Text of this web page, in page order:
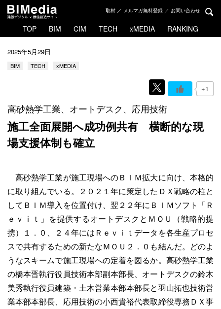
取材 ／ メルマガ無料登録 ／ お問い合わせ
TOP BIM CIM TECH xMEDIA RANKING
2025年5月29日
BIM TECH xMEDIA
+1
高砂熱学工業、オートデスク、応用技術
施工全面展開へ成功例共有
横断的な現
場支援体制も確立
高砂熱学工業が施工現場へのＢＩＭ拡大に向け、本格的
に取り組んでいる。２０２１年に策定したＤＸ戦略の柱と
してＢＩＭ導入を位置付け、翌２２年にＢＩＭソフト「Ｒ
ｅｖｉｔ」を提供するオートデスクとＭＯＵ（戦略的提
携）１．０、２４年にはＲｅｖｉｔデータを各生産プロセ
スで共有するための新たなＭＯＵ２．０も結んだ。どのよ
うなスキームで施工現場への定着を図るか。高砂熱学工業
の橋本晋執行役員技術本部副本部長、オートデスクの鈴木
美秀執行役員建築・土木営業本部本部長と羽山拓也技術営
業本部本部長、応用技術の小西貴裕代表取締役専務ＤＸ事